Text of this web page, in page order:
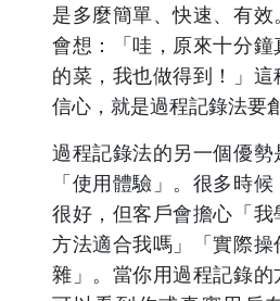
是多麼簡單、快速、有
會想：「哇，原來十分
的菜，我也做得到！」
信心，就是過程記錄法要
過程記錄法的另一個優
「使用體驗」。很多時
很好，但客戶會擔心「
方法適合我嗎」「實際
雜」。當你用過程記錄